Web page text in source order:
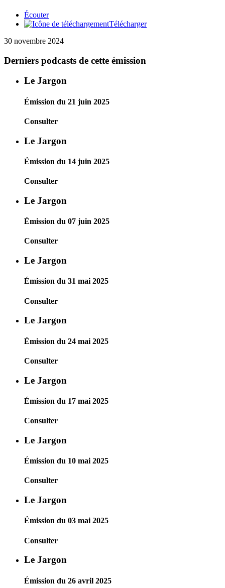
Écouter
Télécharger
30 novembre 2024
Derniers podcasts de cette émission
Le Jargon
Émission du 21 juin 2025
Consulter
Le Jargon
Émission du 14 juin 2025
Consulter
Le Jargon
Émission du 07 juin 2025
Consulter
Le Jargon
Émission du 31 mai 2025
Consulter
Le Jargon
Émission du 24 mai 2025
Consulter
Le Jargon
Émission du 17 mai 2025
Consulter
Le Jargon
Émission du 10 mai 2025
Consulter
Le Jargon
Émission du 03 mai 2025
Consulter
Le Jargon
Émission du 26 avril 2025